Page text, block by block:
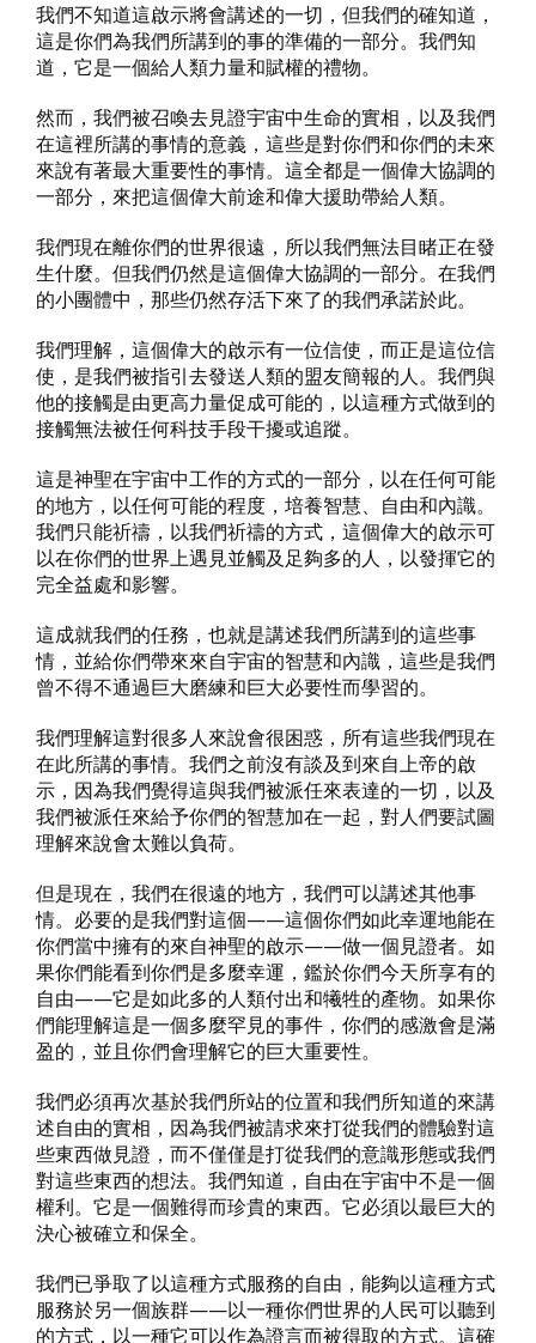
我們不知道這啟示將會講述的一切，但我們的確知道，
這是你們為我們所講到的事的準備的一部分。我們知
道，它是一個給人類力量和賦權的禮物。
然而，我們被召喚去見證宇宙中生命的實相，以及我們
在這裡所講的事情的意義，這些是對你們和你們的未來
來說有著最大重要性的事情。這全都是一個偉大協調的
一部分，來把這個偉大前途和偉大援助帶給人類。
我們現在離你們的世界很遠，所以我們無法目睹正在發
生什麼。但我們仍然是這個偉大協調的一部分。在我們
的小團體中，那些仍然存活下來了的我們承諾於此。
我們理解，這個偉大的啟示有一位信使，而正是這位信
使，是我們被指引去發送人類的盟友簡報的人。我們與
他的接觸是由更高力量促成可能的，以這種方式做到的
接觸無法被任何科技手段干擾或追蹤。
這是神聖在宇宙中工作的方式的一部分，以在任何可能
的地方，以任何可能的程度，培養智慧、自由和內識。
我們只能祈禱，以我們祈禱的方式，這個偉大的啟示可
以在你們的世界上遇見並觸及足夠多的人，以發揮它的
完全益處和影響。
這成就我們的任務，也就是講述我們所講到的這些事
情，並給你們帶來來自宇宙的智慧和內識，這些是我們
曾不得不通過巨大磨練和巨大必要性而學習的。
我們理解這對很多人來說會很困惑，所有這些我們現在
在此所講的事情。我們之前沒有談及到來自上帝的啟
示，因為我們覺得這與我們被派任來表達的一切，以及
我們被派任來給予你們的智慧加在一起，對人們要試圖
理解來說會太難以負荷。
但是現在，我們在很遠的地方，我們可以講述其他事
情。必要的是我們對這個——這個你們如此幸運地能在
你們當中擁有的來自神聖的啟示——做一個見證者。如
果你們能看到你們是多麼幸運，鑑於你們今天所享有的
自由——它是如此多的人類付出和犧牲的產物。如果你
們能理解這是一個多麼罕見的事件，你們的感激會是滿
盈的，並且你們會理解它的巨大重要性。
我們必須再次基於我們所站的位置和我們所知道的來講
述自由的實相，因為我們被請求來打從我們的體驗對這
些東西做見證，而不僅僅是打從我們的意識形態或我們
對這些東西的想法。我們知道，自由在宇宙中不是一個
權利。它是一個難得而珍貴的東西。它必須以最巨大的
決心被確立和保全。
我們已爭取了以這種方式服務的自由，能夠以這種方式
服務於另一個族群——以一種你們世界的人民可以聽到
的方式，以一種它可以作為證言而被得取的方式。這確